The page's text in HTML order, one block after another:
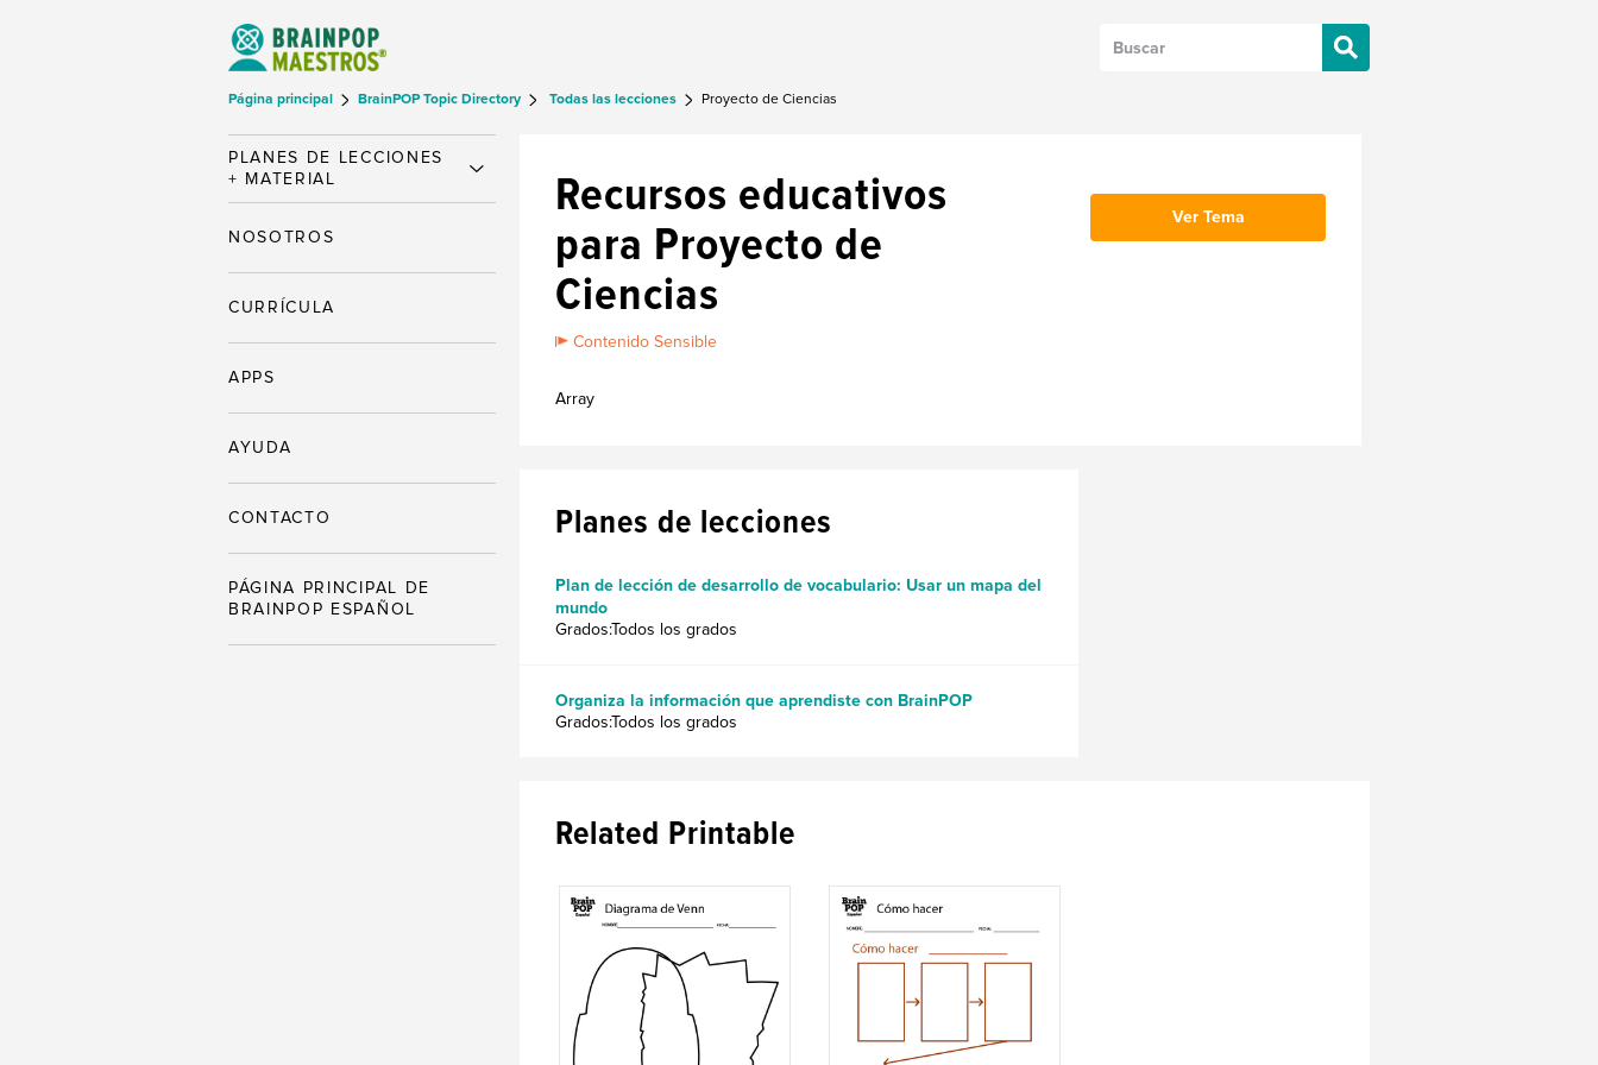
Página principal BrainPOP Topic Directory Todas las lecciones Proyecto de Ciencias
Recursos educativos
para Proyecto de
Ciencias
Contenido Sensible
Array
Ver Tema
Planes de lecciones
Plan de lección de desarrollo de vocabulario: Usar un mapa del
mundo
Grados:Todos los grados
Organiza la información que aprendiste con BrainPOP
Grados:Todos los grados
Related Printable
PLANES DE LECCIONES
+ MATERIAL
NOSOTROS
CURRÍCULA
APPS
AYUDA
CONTACTO
PÁGINA PRINCIPAL DE
BRAINPOP ESPAÑOL